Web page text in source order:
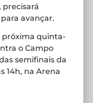
avançar.
próxima quinta-
o Campo
semifinais da
14h, na Arena